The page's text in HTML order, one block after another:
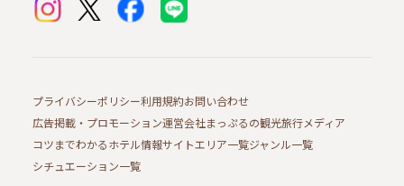
プライバシーポリシー利用規約お問い合わせ
広告掲載・プロモーション運営会社まっぷるの観光旅行メディア
コツまでわかるホテル情報サイトエリア一覧ジャンル一覧
シチュエーション一覧